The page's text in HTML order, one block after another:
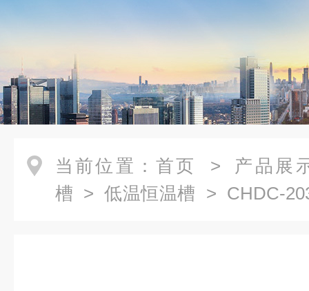
当前位置： 首页 > 产品展
槽 > 低温恒温槽 > CHDC-